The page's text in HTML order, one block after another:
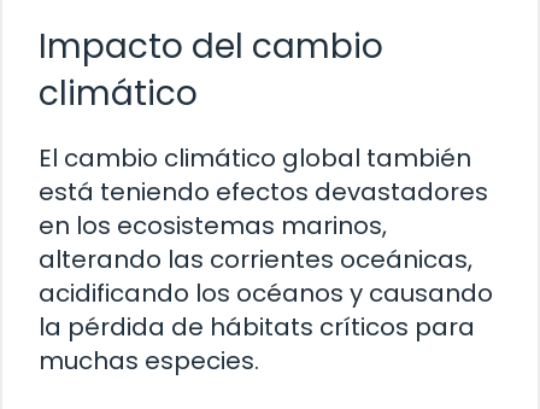
Impacto del cambio
climático
El cambio climático global también
está teniendo efectos devastadores
en los ecosistemas marinos,
alterando las corrientes oceánicas,
acidificando los océanos y causando
la pérdida de hábitats críticos para
muchas especies.